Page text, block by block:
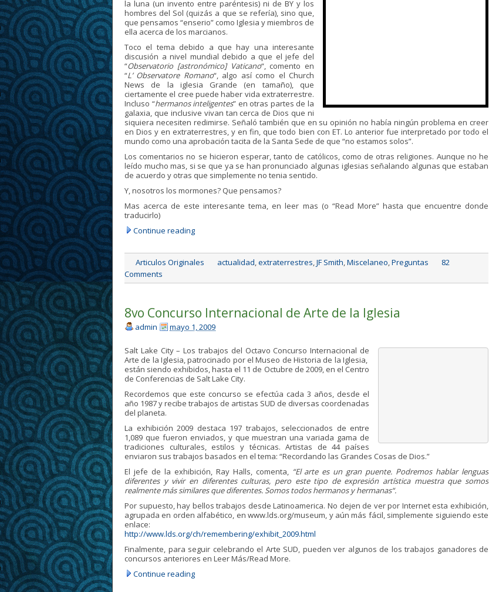
la luna (un invento entre paréntesis) ni de BY y los
hombres del Sol (quizás a que se refería), sino que,
que pensamos “enserio” como Iglesia y miembros de
ella acerca de los marcianos.
Toco el tema debido a que hay una interesante
discusión a nivel mundial debido a que el jefe del
“Observatorio [astronómico] Vaticano“, comento en
“L’ Observatore Romano“, algo así como el Church
News de la iglesia Grande (en tamaño), que
ciertamente el cree puede haber vida extraterrestre.
Incluso “hermanos inteligentes” en otras partes de la
galaxia, que inclusive vivan tan cerca de Dios que ni
siquiera necesiten redimirse. Señaló también que en su opinión no había ningún problema en creer
en Dios y en extraterrestres, y en fin, que todo bien con ET. Lo anterior fue interpretado por todo el
mundo como una aprobación tacita de la Santa Sede de que “no estamos solos”.
Los comentarios no se hicieron esperar, tanto de católicos, como de otras religiones. Aunque no he
leído mucho mas, si se que ya se han pronunciado algunas iglesias señalando algunas que estaban
de acuerdo y otras que simplemente no tenia sentido.
Y, nosotros los mormones? Que pensamos?
Mas acerca de este interesante tema, en leer mas (o “Read More” hasta que encuentre donde
traducirlo)
Continue reading
Articulos Originales actualidad,extraterrestres,JF Smith,Miscelaneo,Preguntas
82
Comments
8vo Concurso Internacional de Arte de la Iglesia
admin mayo 1, 2009
Salt Lake City – Los trabajos del Octavo Concurso Internacional de
Arte de la Iglesia, patrocinado por el Museo de Historia de la Iglesia,
están siendo exhibidos, hasta el 11 de Octubre de 2009, en el Centro
de Conferencias de Salt Lake City.
Recordemos que este concurso se efectúa cada 3 años, desde el
año 1987 y recibe trabajos de artistas SUD de diversas coordenadas
del planeta.
La exhibición 2009 destaca 197 trabajos, seleccionados de entre
1,089 que fueron enviados, y que muestran una variada gama de
tradiciones culturales, estilos y técnicas. Artistas de 44 países
enviaron sus trabajos basados en el tema: “Recordando las Grandes Cosas de Dios.”
El jefe de la exhibición, Ray Halls, comenta, “El arte es un gran puente. Podremos hablar lenguas
diferentes y vivir en diferentes culturas, pero este tipo de expresión artística muestra que somos
realmente más similares que diferentes. Somos todos hermanos y hermanas“.
Por supuesto, hay bellos trabajos desde Latinoamerica. No dejen de ver por Internet esta exhibición,
agrupada en orden alfabético, en www.lds.org/museum, y aún más fácil, simplemente siguiendo este
enlace:
http://www.lds.org/ch/remembering/exhibit_2009.html
Finalmente, para seguir celebrando el Arte SUD, pueden ver algunos de los trabajos ganadores de
concursos anteriores en Leer Más/Read More.
Continue reading